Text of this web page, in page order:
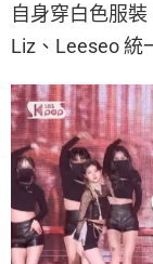
自身穿白色服
Liz、Leeseo 統